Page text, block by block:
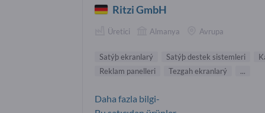
Ritzi GmbH
Üretici Almanya Avrupa
Satýþ ekranlarý Satýþ destek sistemleri
Reklam panelleri
Tezgah ekranlarý ...
Daha fazla bilgi-